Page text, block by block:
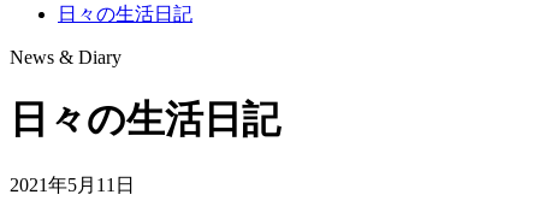
日々の生活日記
News & Diary
日々の生活日記
2021年5月11日